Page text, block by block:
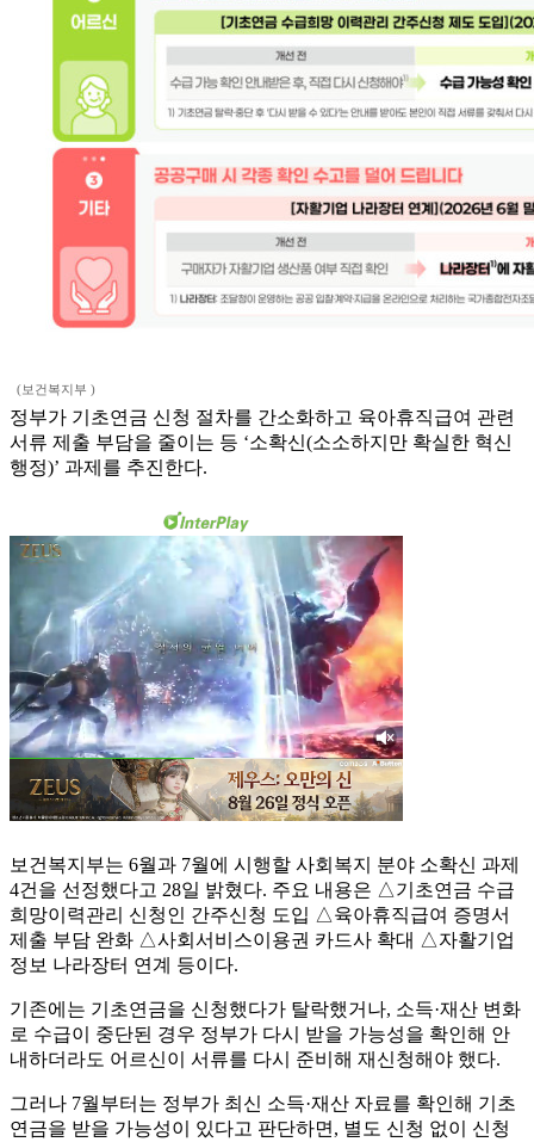
(보건복지부 )
정부가 기초연금 신청 절차를 간소화하고 육아휴직급여 관련
서류 제출 부담을 줄이는 등 ‘소확신(소소하지만 확실한 혁신
행정)’ 과제를 추진한다.
보건복지부는 6월과 7월에 시행할 사회복지 분야 소확신 과제
4건을 선정했다고 28일 밝혔다. 주요 내용은 △기초연금 수급
희망이력관리 신청인 간주신청 도입 △육아휴직급여 증명서
제출 부담 완화 △사회서비스이용권 카드사 확대 △자활기업
정보 나라장터 연계 등이다.
기존에는 기초연금을 신청했다가 탈락했거나, 소득·재산 변화
로 수급이 중단된 경우 정부가 다시 받을 가능성을 확인해 안
내하더라도 어르신이 서류를 다시 준비해 재신청해야 했다.
그러나 7월부터는 정부가 최신 소득·재산 자료를 확인해 기초
연금을 받을 가능성이 있다고 판단하면, 별도 신청 없이 신청